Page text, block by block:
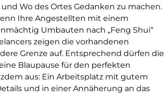
Wo des Ortes Gedanken zu machen.
Ihre Angestellten mit einem
Umbauten nach „Feng Shui“
zeigen die vorhandenen
Grenze auf. Entsprechend dürfen die
Blaupause für den perfekten
aus: Ein Arbeitsplatz mit gutem
und in einer Annäherung an das